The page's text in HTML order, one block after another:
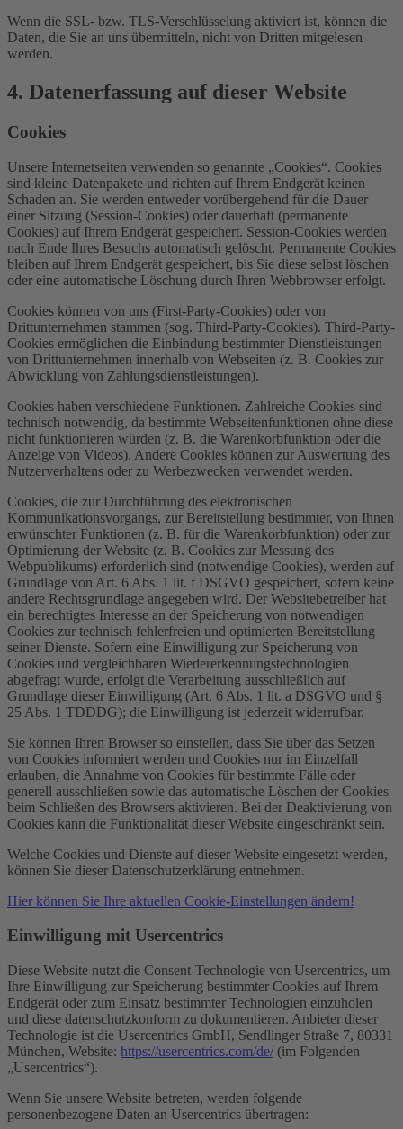
Wenn die SSL- bzw. TLS-Verschlüsselung aktiviert ist, können die
Daten, die Sie an uns übermitteln, nicht von Dritten mitgelesen
werden.
4. Datenerfassung auf dieser Website
Cookies
Unsere Internetseiten verwenden so genannte „Cookies“. Cookies
sind kleine Datenpakete und richten auf Ihrem Endgerät keinen
Schaden an. Sie werden entweder vorübergehend für die Dauer
einer Sitzung (Session-Cookies) oder dauerhaft (permanente
Cookies) auf Ihrem Endgerät gespeichert. Session-Cookies werden
nach Ende Ihres Besuchs automatisch gelöscht. Permanente Cookies
bleiben auf Ihrem Endgerät gespeichert, bis Sie diese selbst löschen
oder eine automatische Löschung durch Ihren Webbrowser erfolgt.
Cookies können von uns (First-Party-Cookies) oder von
Drittunternehmen stammen (sog. Third-Party-Cookies). Third-Party-
Cookies ermöglichen die Einbindung bestimmter Dienstleistungen
von Drittunternehmen innerhalb von Webseiten (z. B. Cookies zur
Abwicklung von Zahlungsdienstleistungen).
Cookies haben verschiedene Funktionen. Zahlreiche Cookies sind
technisch notwendig, da bestimmte Webseitenfunktionen ohne diese
nicht funktionieren würden (z. B. die Warenkorbfunktion oder die
Anzeige von Videos). Andere Cookies können zur Auswertung des
Nutzerverhaltens oder zu Werbezwecken verwendet werden.
Cookies, die zur Durchführung des elektronischen
Kommunikationsvorgangs, zur Bereitstellung bestimmter, von Ihnen
erwünschter Funktionen (z. B. für die Warenkorbfunktion) oder zur
Optimierung der Website (z. B. Cookies zur Messung des
Webpublikums) erforderlich sind (notwendige Cookies), werden auf
Grundlage von Art. 6 Abs. 1 lit. f DSGVO gespeichert, sofern keine
andere Rechtsgrundlage angegeben wird. Der Websitebetreiber hat
ein berechtigtes Interesse an der Speicherung von notwendigen
Cookies zur technisch fehlerfreien und optimierten Bereitstellung
seiner Dienste. Sofern eine Einwilligung zur Speicherung von
Cookies und vergleichbaren Wiedererkennungstechnologien
abgefragt wurde, erfolgt die Verarbeitung ausschließlich auf
Grundlage dieser Einwilligung (Art. 6 Abs. 1 lit. a DSGVO und §
25 Abs. 1 TDDDG); die Einwilligung ist jederzeit widerrufbar.
Sie können Ihren Browser so einstellen, dass Sie über das Setzen
von Cookies informiert werden und Cookies nur im Einzelfall
erlauben, die Annahme von Cookies für bestimmte Fälle oder
generell ausschließen sowie das automatische Löschen der Cookies
beim Schließen des Browsers aktivieren. Bei der Deaktivierung von
Cookies kann die Funktionalität dieser Website eingeschränkt sein.
Welche Cookies und Dienste auf dieser Website eingesetzt werden,
können Sie dieser Datenschutzerklärung entnehmen.
Hier können Sie Ihre aktuellen Cookie-Einstellungen ändern!
Einwilligung mit Usercentrics
Diese Website nutzt die Consent-Technologie von Usercentrics, um
Ihre Einwilligung zur Speicherung bestimmter Cookies auf Ihrem
Endgerät oder zum Einsatz bestimmter Technologien einzuholen
und diese datenschutzkonform zu dokumentieren. Anbieter dieser
Technologie ist die Usercentrics GmbH, Sendlinger Straße 7, 80331
München, Website: https://usercentrics.com/de/ (im Folgenden
„Usercentrics“).
Wenn Sie unsere Website betreten, werden folgende
personenbezogene Daten an Usercentrics übertragen: